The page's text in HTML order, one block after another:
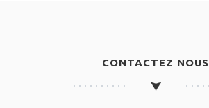
CONTACTEZ NOUS